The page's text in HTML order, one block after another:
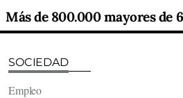
SOCIEDAD
Empleo